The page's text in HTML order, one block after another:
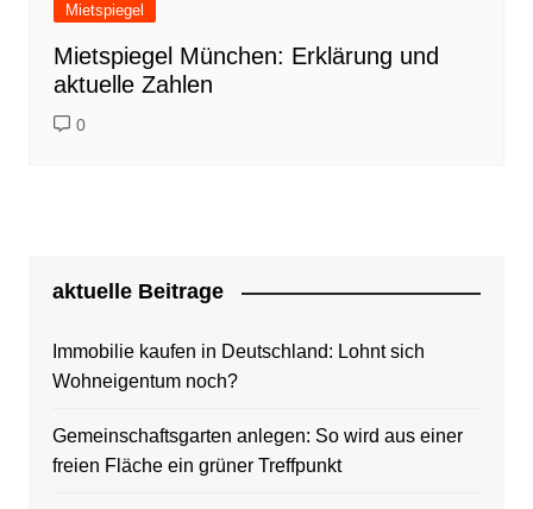
Mietspiegel
Mietspiegel München: Erklärung und
aktuelle Zahlen
0
aktuelle Beitrage
Immobilie kaufen in Deutschland: Lohnt sich
Wohneigentum noch?
Gemeinschaftsgarten anlegen: So wird aus einer
freien Fläche ein grüner Treffpunkt